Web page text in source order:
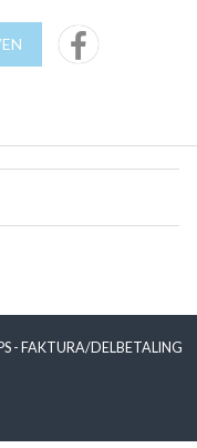
- FAKTURA/DELBETALING